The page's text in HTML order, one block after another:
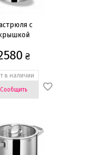
с
₴
в наличии
Сообщить